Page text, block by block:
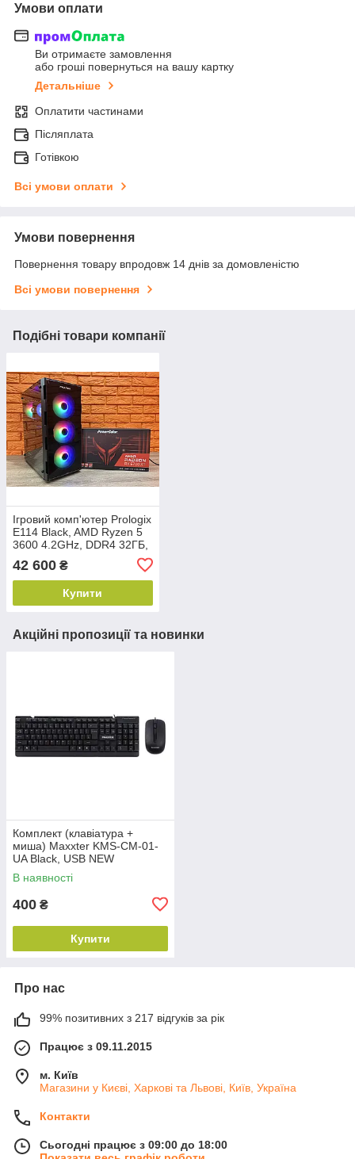
Умови оплати
Ви отримаєте замовлення
або гроші повернуться на вашу картку
Детальніше
Оплатити частинами
Післяплата
Готівкою
Всі умови оплати
Умови повернення
Повернення товару впродовж 14 днів за домовленістю
Всі умови повернення
Подібні товари компанії
Ігровий комп'ютер Prologix
E114 Black, AMD Ryzen 5
3600 4.2GHz, DDR4 32ГБ,
12GB, NEW
42 600 ₴
Купити
Акційні пропозиції та новинки
Комплект (клавіатура +
миша) Maxxter KMS-CM-01-
UA Black, USB NEW
В наявності
400 ₴
Купити
Про нас
99% позитивних з 217 відгуків за рік
Працює з 09.11.2015
м. Київ
Магазини у Києві, Харкові та Львові, Київ, Україна
Контакти
Сьогодні працює з 09:00 до 18:00